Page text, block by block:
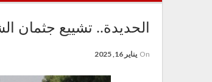
الحديدة.. تشييع جثمان
On يناير 16, 2025